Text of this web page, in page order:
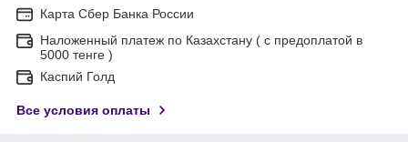
Карта Сбер Банка России
Наложенный платеж по Казахстану ( с предоплатой в
5000 тенге )
Каспий Голд
Все условия оплаты